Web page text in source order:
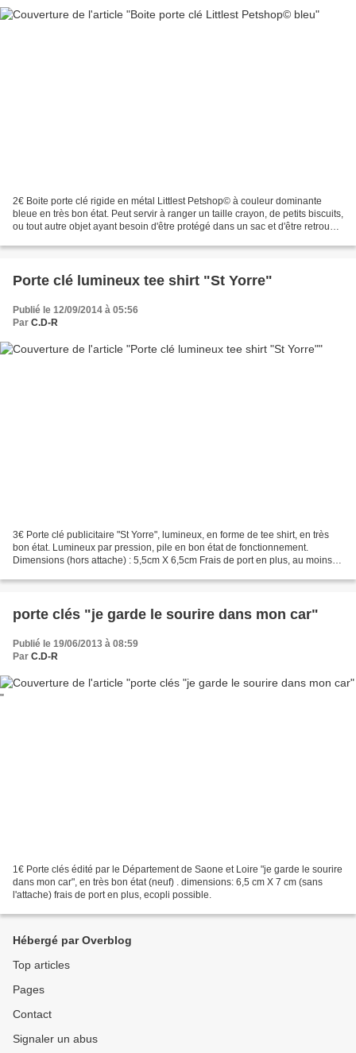
2€ Boite porte clé rigide en métal Littlest Petshop© à couleur dominante
bleue en très bon état. Peut servir à ranger un taille crayon, de petits biscuits,
ou tout autre objet ayant besoin d'être protégé dans un sac et d'être retrouvé
Porte clé lumineux tee shirt "St Yorre"
Publié le 12/09/2014 à 05:56
Par C.D-R
3€ Porte clé publicitaire "St Yorre", lumineux, en forme de tee shirt, en très
bon état. Lumineux par pression, pile en bon état de fonctionnement.
Dimensions (hors attache) : 5,5cm X 6,5cm Frais de port en plus, au moins
porte clés "je garde le sourire dans mon car"
Publié le 19/06/2013 à 08:59
Par C.D-R
1€ Porte clés édité par le Département de Saone et Loire "je garde le sourire
dans mon car", en très bon état (neuf) . dimensions: 6,5 cm X 7 cm (sans
l'attache) frais de port en plus, ecopli possible.
Hébergé par Overblog
Top articles
Pages
Contact
Signaler un abus